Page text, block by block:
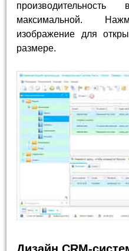
максимальной.
изображение для
размере.